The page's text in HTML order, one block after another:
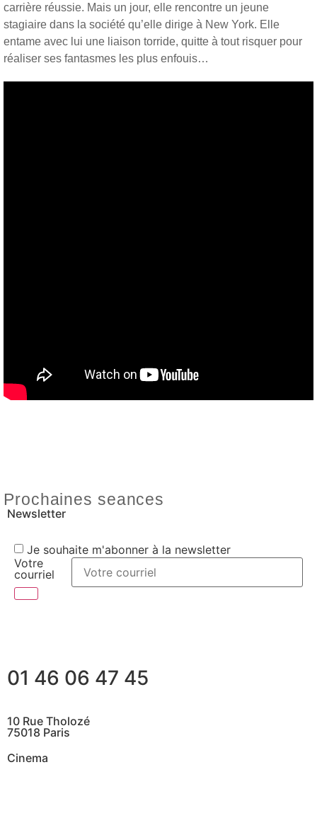
carrière réussie. Mais un jour, elle rencontre un jeune
stagiaire dans la société qu’elle dirige à New York. Elle
entame avec lui une liaison torride, quitte à tout risquer pour
réaliser ses fantasmes les plus enfouis…
Prochaines seances
Newsletter
Je souhaite m'abonner à la newsletter
Votre
courriel
01 46 06 47 45
10 Rue Tholozé
75018 Paris
Cinema